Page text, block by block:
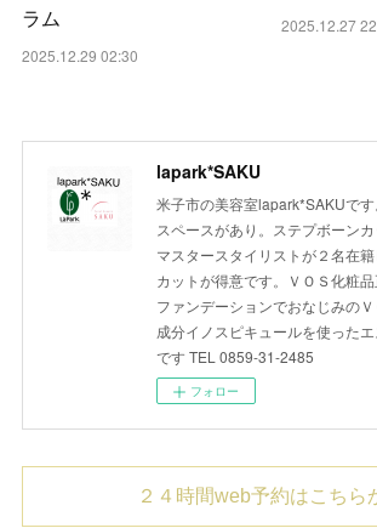
ラム
2025.12.29 02:30
2025.12.27
lapark*SAKU
米子市の美容室lapark*SAKUで
スペースがあり。ステプボーン
マスタースタイリストが２名在
カットが得意です。ＶＯＳ化粧
ファンデーションでおなじみの
成分イノスピキュールを使った
です TEL 0859-31-2485
フォロー
２４時間web予約はこちら